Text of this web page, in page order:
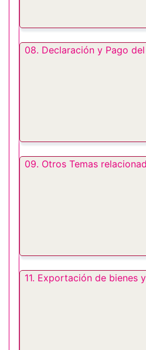
08. Declaración y Pago
09. Otros Temas
11. Exportación de bienes